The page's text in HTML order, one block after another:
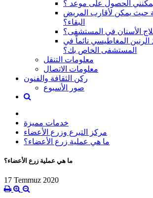
الحصول على موعد ؟
حيث يمكن لأقارب المريض
البقاء؟
الأسنان في المستشفى؟
الرنين المغاطيسي نائماً في
المستشفى الخاص بك؟
معلومات التنقل
معلومات الاتصال
ركن الثقافة والفنون
صور الأسبوع
خدمات مميزة
مركز التبرع وزرع الأعضاء
ما هي عملية زرع الأعضاء؟
ما هي عملية زرع الأعضاء؟
17 Temmuz 2020